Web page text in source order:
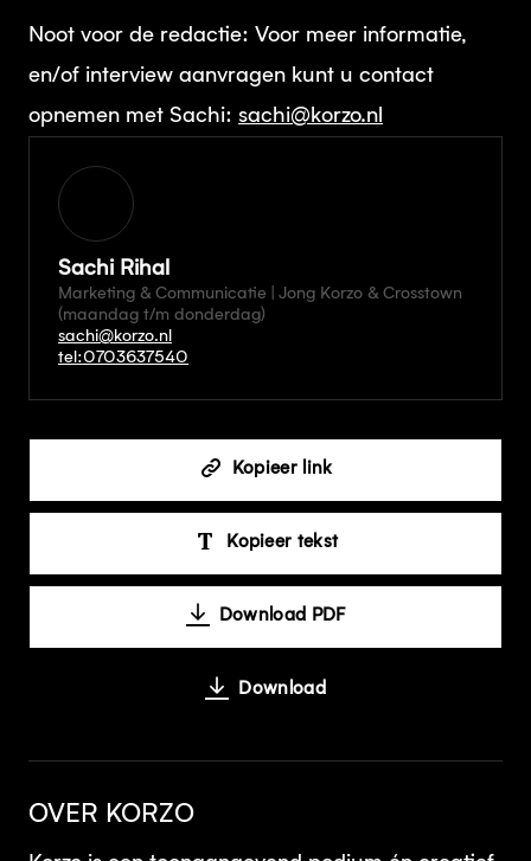
Noot voor de redactie: Voor meer informatie,
en/of interview aanvragen kunt u contact
opnemen met Sachi: sachi@korzo.nl
Sachi Rihal
Marketing & Communicatie | Jong Korzo & Crosstown
(maandag t/m donderdag)
sachi@korzo.nl
tel:0703637540
Kopieer link
Kopieer tekst
Download PDF
Download
OVER KORZO